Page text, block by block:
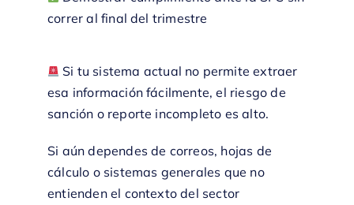
correr al final del trimestre
Si tu sistema actual no permite extraer
esa información fácilmente, el riesgo de
sanción o reporte incompleto es alto.
Si aún dependes de correos, hojas de
cálculo o sistemas generales que no
entienden el contexto del sector